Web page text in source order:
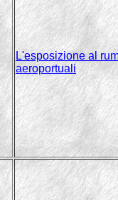
L'esposizione al
aeroportuali